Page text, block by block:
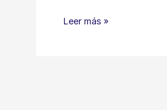
La
Leer más »